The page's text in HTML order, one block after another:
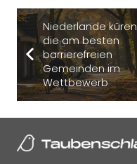
Niederlande küren
die am besten
barrierefreien
Gemeinden im
Wettbewerb